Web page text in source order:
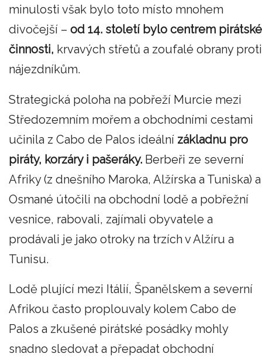
minulosti však bylo toto místo mnohem
divočejší – od 14. století bylo centrem pirátské
činnosti, krvavých střetů a zoufalé obrany proti
nájezdníkům.
Strategická poloha na pobřeží Murcie mezi
Středozemním mořem a obchodními cestami
učinila z Cabo de Palos ideální základnu pro
piráty, korzáry i pašeráky. Berbeři ze severní
Afriky (z dnešního Maroka, Alžírska a Tuniska) a
Osmané útočili na obchodní lodě a pobřežní
vesnice, rabovali, zajímali obyvatele a
prodávali je jako otroky na trzích v Alžíru a
Tunisu.
Lodě plující mezi Itálií, Španělskem a severní
Afrikou často proplouvaly kolem Cabo de
Palos a zkušené pirátské posádky mohly
snadno sledovat a přepadat obchodní